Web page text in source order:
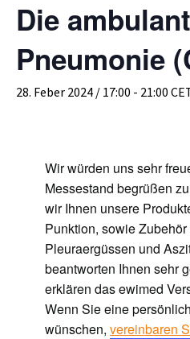
Die
Pneumonie
28. Feber 2024 / 17:00 - 21:00
Wir würden uns sehr
Messestand begrüßen
wir Ihnen unsere
Punktion, sowie
Pleuraergüssen und
beantworten Ihnen sehr
erklären das ewimed
Wenn Sie eine
wünschen, vereinbaren